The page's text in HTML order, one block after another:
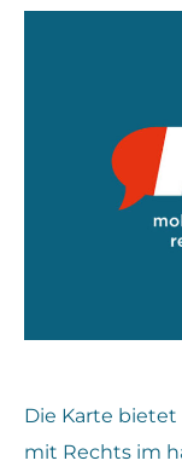
Die Karte
mit Rechts im